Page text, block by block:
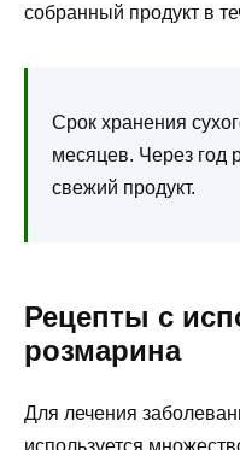
собранный продукт в
Срок хранения
месяцев. Через год
свежий продукт.
Рецепты с
розмарина
Для лечения
используется